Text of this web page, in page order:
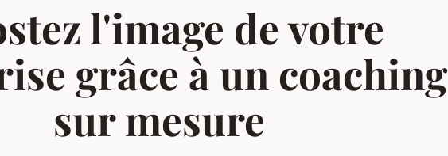
l'image de votre
grâce à un coaching
sur mesure